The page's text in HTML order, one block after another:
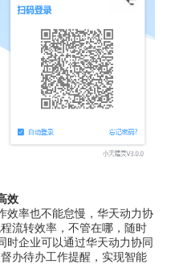
效
率也不能怠慢，华天动力协
流转效率，不管在哪，随时
时企业可以通过华天动力协同
办待办工作提醒，实现智能